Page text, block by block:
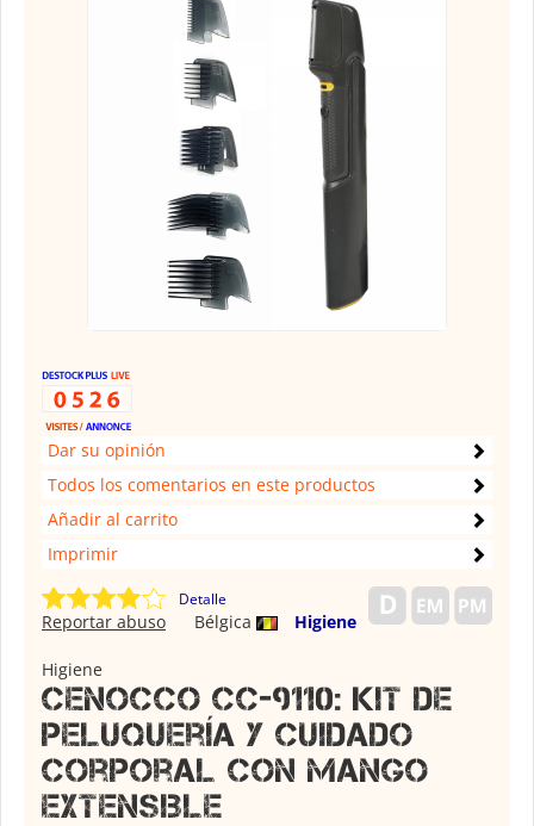
Dar su opinión
Todos los comentarios en este productos
Añadir al carrito
Imprimir
Detalle
Bélgica Higiene
Reportar abuso
Higiene
Cenocco CC-9110: Kit de
peluquería y cuidado
corporal con mango
extensible